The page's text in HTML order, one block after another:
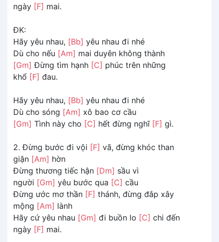
ngày [F] mai.
ĐK:
Hãy yêu nhau, [Bb] yêu nhau đi nhé
Dù cho nếu [Am] mai duyên không thành
[Gm] Đừng tìm hạnh [C] phúc trên những
khổ [F] đau.
Hãy yêu nhau, [Bb] yêu nhau đi nhé
Dù cho sóng [Am] xô bao cơ cầu
[Gm] Tình này cho [C] hết đừng nghĩ [F] gì.
2. Đừng bước đi vội [F] vã, đừng khóc than
giận [Am] hờn
Đừng thương tiếc hận [Dm] sầu vì
người [Gm] yêu bước qua [C] cầu
Đừng ước mơ thần [F] thánh, đừng đắp xây
mộng [Am] lành
Hãy cứ yêu nhau [Gm] đi buồn lo [C] chi đến
ngày [F] mai.